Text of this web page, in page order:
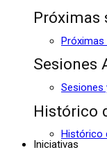
Próximas
Sesiones
Sesiones
Histórico
Histórico
Iniciativas